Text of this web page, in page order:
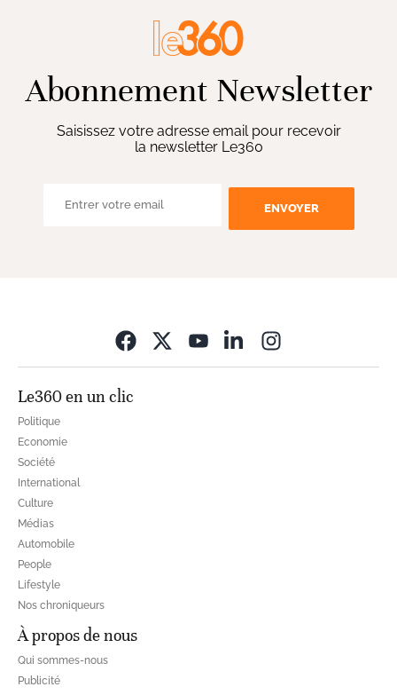
Abonnement Newsletter
Saisissez votre adresse email pour recevoir
la newsletter Le360
ENVOYER
Le360 en un clic
Politique
Economie
Société
International
Culture
Médias
Automobile
People
Lifestyle
Nos chroniqueurs
À propos de nous
Qui sommes-nous
Publicité